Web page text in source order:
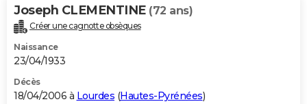
Joseph CLEMENTINE (72 ans)
Créer une cagnotte obsèques
Naissance
23/04/1933
Décès
18/04/2006 à Lourdes (Hautes-Pyrénées)